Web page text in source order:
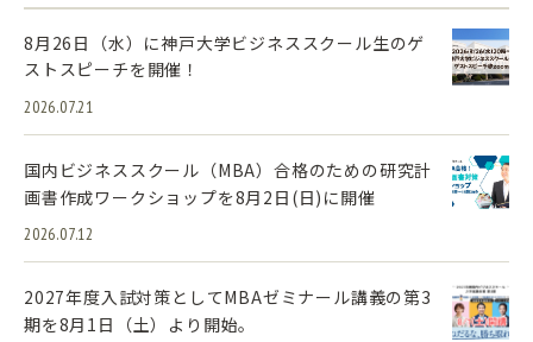
8月26日（水）に神戸大学ビジネススクール生のゲ
ストスピーチを開催！
2026.07.21
国内ビジネススクール（MBA）合格のための研究計
画書作成ワークショップを8月2日(日)に開催
2026.07.12
2027年度入試対策としてMBAゼミナール講義の第3
期を8月1日（土）より開始。